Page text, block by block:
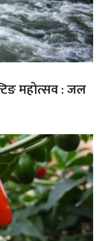
महोत्सव : जल